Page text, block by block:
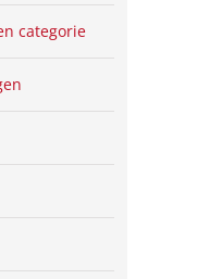
categorie